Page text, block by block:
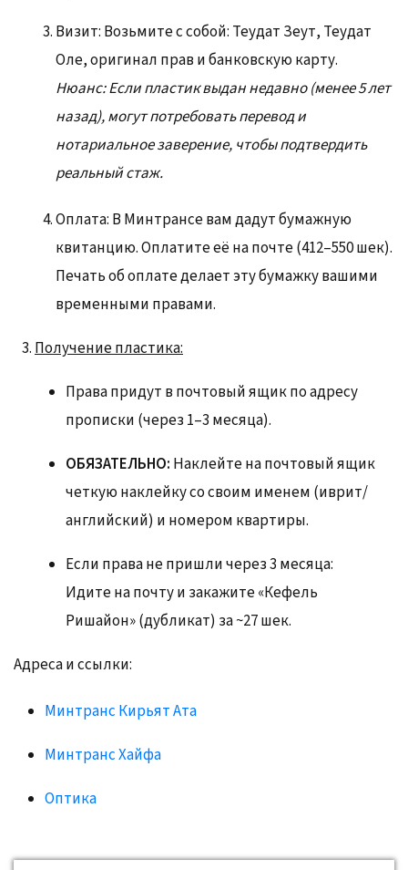
Визит: Возьмите с собой: Теудат Зеут, Теудат
Оле, оригинал прав и банковскую карту.
Нюанс: Если пластик выдан недавно (менее 5 лет
назад), могут потребовать перевод и
нотариальное заверение, чтобы подтвердить
реальный стаж.
Оплата: В Минтрансе вам дадут бумажную
квитанцию. Оплатите её на почте (412–550 шек).
Печать об оплате делает эту бумажку вашими
временными правами.
Получение пластика:
Права придут в почтовый ящик по адресу
прописки (через 1–3 месяца).
ОБЯЗАТЕЛЬНО: Наклейте на почтовый ящик
четкую наклейку со своим именем (иврит/
английский) и номером квартиры.
Если права не пришли через 3 месяца:
Идите на почту и закажите «Кефель
Ришайон» (дубликат) за ~27 шек.
Адреса и ссылки:
Минтранс Кирьят Ата
Минтранс Хайфа
Оптика